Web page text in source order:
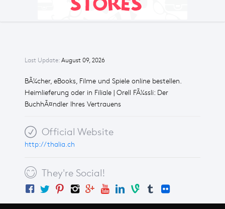
Last Update: August 09, 2026
BÃ¼cher, eBooks, Filme und Spiele online bestellen.
Heimlieferung oder in Filiale | Orell FÃ¼ssli: Der
BuchhÃ¤ndler Ihres Vertrauens
Official Website
http://thalia.ch
They're Social!